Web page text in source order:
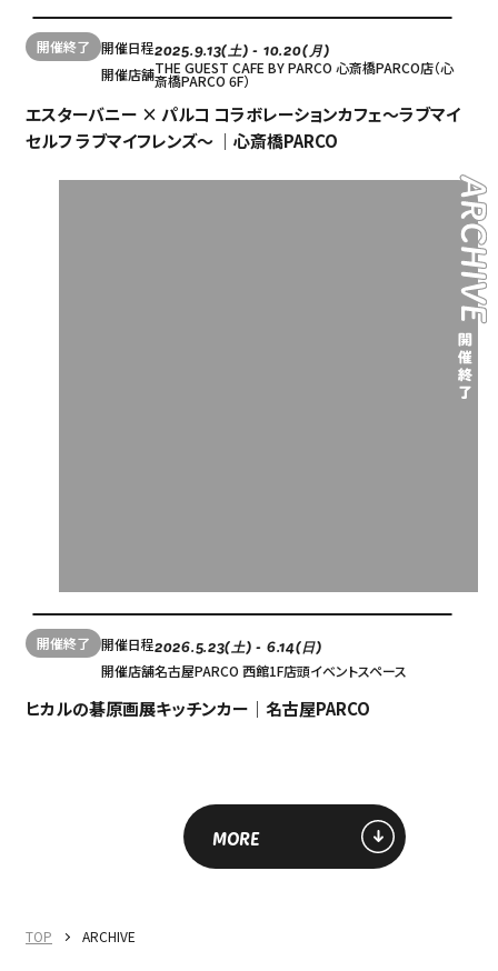
開催終了 開催日程2025.9.13(土) - 10.20(月)
開催店舗THE GUEST CAFE BY PARCO 心斎橋PARCO店（心
斎橋PARCO 6F）
エスターバニー × パルコ コラボレーションカフェ～ラブマイ
セルフ ラブマイフレンズ～ ｜心斎橋PARCO
開催終了 開催日程2026.5.23(土) - 6.14(日)
開催店舗名古屋PARCO 西館1F店頭イベントスペース
ヒカルの碁原画展キッチンカー｜名古屋PARCO
MORE
TOP ARCHIVE